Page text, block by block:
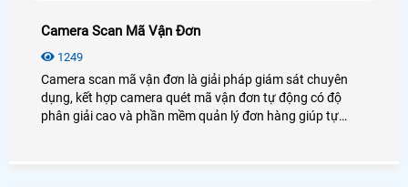
Camera Scan Mã Vận Đơn
1249
Camera scan mã vận đơn là giải pháp giám sát chuyên
dụng, kết hợp camera quét mã vận đơn tự động có độ
phân giải cao và phần mềm quản lý đơn hàng giúp tự